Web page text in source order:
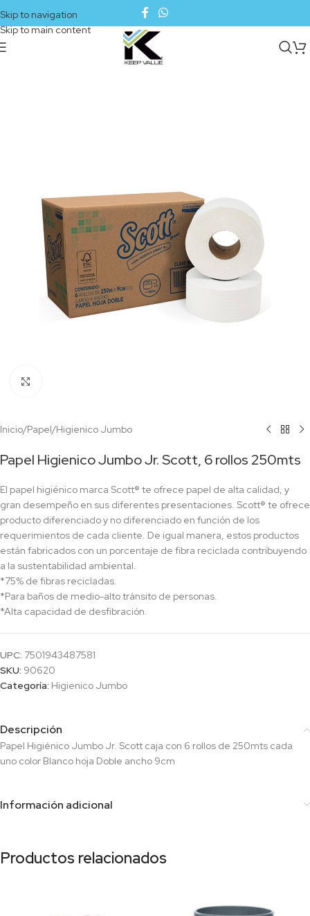
Skip to navigation
Skip to main content
Inicio/Papel/Higienico Jumbo
Papel Higienico Jumbo Jr. Scott, 6 rollos 250mts
El papel higiénico marca Scott® te ofrece papel de alta calidad, y
gran desempeño en sus diferentes presentaciones. Scott® te ofrece
producto diferenciado y no diferenciado en función de los
requerimientos de cada cliente. De igual manera, estos productos
están fabricados con un porcentaje de fibra reciclada contribuyendo
a la sustentabilidad ambiental.
*75% de fibras recicladas.
*Para baños de medio-alto tránsito de personas.
*Alta capacidad de desfibración.
UPC: 7501943487581
SKU: 90620
Categoría: Higienico Jumbo
Descripción
Papel Higiénico Jumbo Jr. Scott caja con 6 rollos de 250mts cada
uno color Blanco hoja Doble ancho 9cm
Información adicional
Productos relacionados